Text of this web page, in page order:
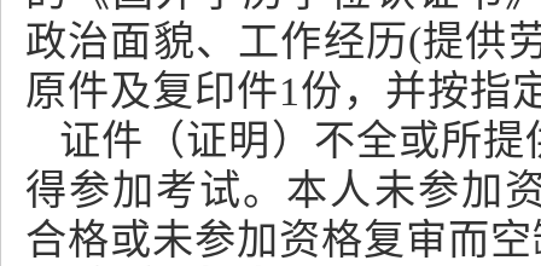
政治面貌、工作经历(提供
原件及复印件1份，并按指
证件（证明）不全或所
得参加考试。本人未参加
合格或未参加资格复审而